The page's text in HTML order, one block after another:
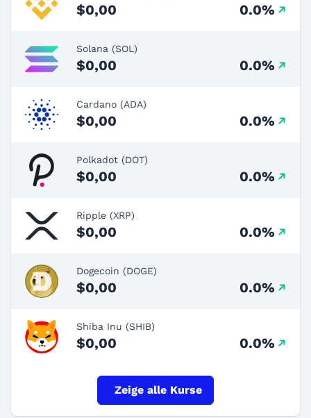
$0,00 0.0%
Solana (SOL)
$0,00 0.0%
Cardano (ADA)
$0,00 0.0%
Polkadot (DOT)
$0,00 0.0%
Ripple (XRP)
$0,00 0.0%
Dogecoin (DOGE)
$0,00 0.0%
Shiba Inu (SHIB)
$0,00 0.0%
Zeige alle Kurse